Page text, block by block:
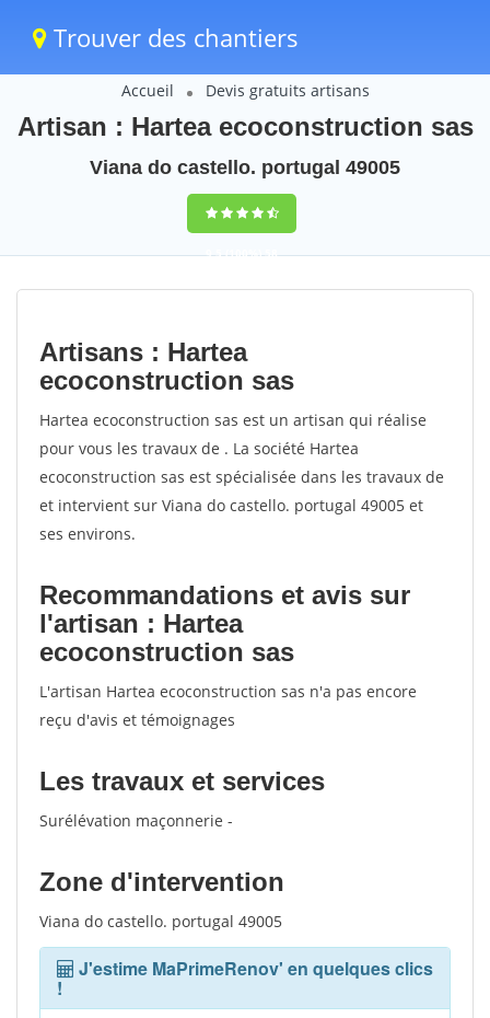
Trouver des chantiers
Accueil Devis gratuits artisans
Artisan : Hartea ecoconstruction sas
Viana do castello. portugal 49005
9,5(100%)58
votes
Artisans : Hartea
ecoconstruction sas
Hartea ecoconstruction sas est un artisan qui réalise
pour vous les travaux de . La société Hartea
ecoconstruction sas est spécialisée dans les travaux de
et intervient sur Viana do castello. portugal 49005 et
ses environs.
Recommandations et avis sur
l'artisan : Hartea
ecoconstruction sas
L'artisan Hartea ecoconstruction sas n'a pas encore
reçu d'avis et témoignages
Les travaux et services
Surélévation maçonnerie -
Zone d'intervention
Viana do castello. portugal 49005